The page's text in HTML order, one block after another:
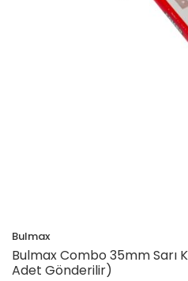
Bulmax
Bulmax Combo 35mm Sarı
Adet Gönderilir)